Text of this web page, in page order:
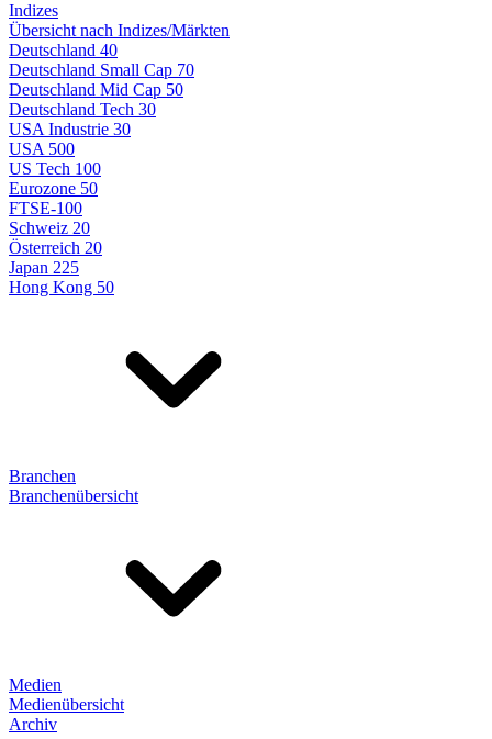
Indizes
Übersicht nach Indizes/Märkten
Deutschland 40
Deutschland Small Cap 70
Deutschland Mid Cap 50
Deutschland Tech 30
USA Industrie 30
USA 500
US Tech 100
Eurozone 50
FTSE-100
Schweiz 20
Österreich 20
Japan 225
Hong Kong 50
Branchen
Branchenübersicht
Medien
Medienübersicht
Archiv